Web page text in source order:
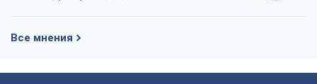
Все мнения